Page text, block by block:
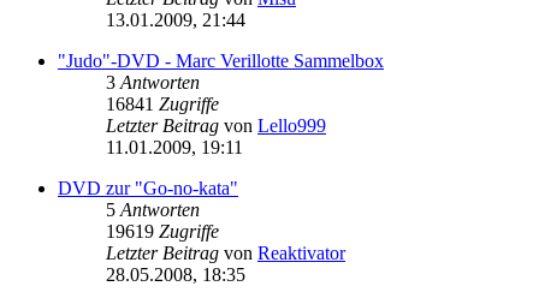
13.01.2009, 21:44
"Judo"-DVD - Marc Verillotte Sammelbox
3 Antworten
16841 Zugriffe
Letzter Beitrag von Lello999
11.01.2009, 19:11
DVD zur "Go-no-kata"
5 Antworten
19619 Zugriffe
Letzter Beitrag von Reaktivator
28.05.2008, 18:35